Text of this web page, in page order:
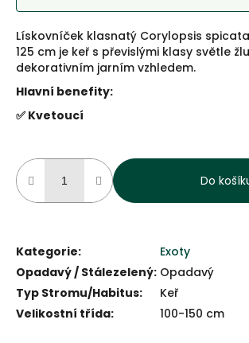
Do
Lískovníček klasnatý Corylopsis
125 cm je keř s převislými klasy světle
dekorativním jarním vzhledem.
Hlavní benefity:
✅ Kvetoucí
Kategorie:
Exoty
Opadavý / Stálezelený: Opadavý
Typ Stromu/Habitus:
Keř
Velikostní třída: 100-150 cm